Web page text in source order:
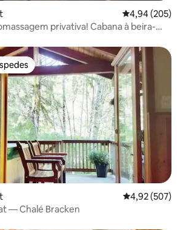
4,94 de uma
4,94 (205)
privativa! Cabana à beira-
4,92 de uma
4,92 (507)
— Chalé Bracken